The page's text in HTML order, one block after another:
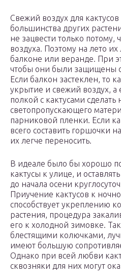
Свежий воздух для
большинства других
не зацвести только потому,
воздуха. Поэтому на лето
балконе или веранде. При
чтобы они были защищены
Если балкон застеклен, то
укрытие и свежий воздух, а
полкой с кактусами сделать
светопропускающего
парниковой пленки. Если
всего составить горшочки
их легче переносить.
В идеале было бы хорошо
кактусы к улице, и
до начала осени
Приучение кактусов к
способствует укреплению
растения, процедура
его к холодной зимовке.
блестящими колючками,
имеют большую
Однако при всей любви
сквозняки для них могут